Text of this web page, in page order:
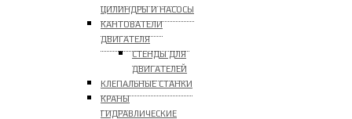
ЦИЛИНДРЫ И НАСОСЫ
КАНТОВАТЕЛИ
ДВИГАТЕЛЯ
СТЕНДЫ ДЛЯ
ДВИГАТЕЛЕЙ
КЛЕПАЛЬНЫЕ СТАНКИ
КРАНЫ
ГИДРАВЛИЧЕСКИЕ